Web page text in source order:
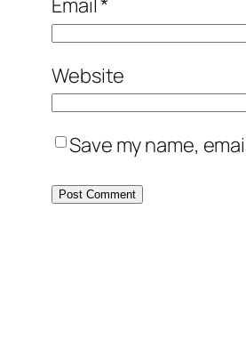
Email*
Website
Save my name,